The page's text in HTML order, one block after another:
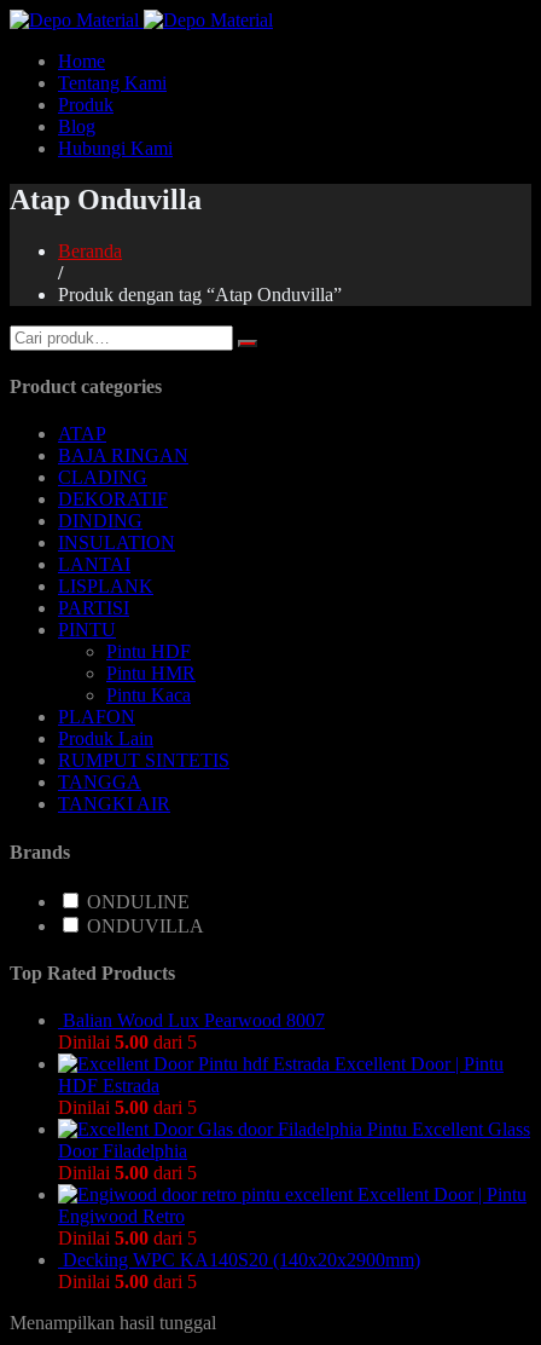
Home
Tentang Kami
Produk
Blog
Hubungi Kami
Atap Onduvilla
Beranda
/
Produk dengan tag “Atap Onduvilla”
Product categories
ATAP
BAJA RINGAN
CLADING
DEKORATIF
DINDING
INSULATION
LANTAI
LISPLANK
PARTISI
PINTU
Pintu HDF
Pintu HMR
Pintu Kaca
PLAFON
Produk Lain
RUMPUT SINTETIS
TANGGA
TANGKI AIR
Brands
ONDULINE
ONDUVILLA
Top Rated Products
Balian Wood Lux Pearwood 8007
Dinilai 5.00 dari 5
Excellent Door | Pintu
HDF Estrada
Dinilai 5.00 dari 5
Pintu Excellent Glass
Door Filadelphia
Dinilai 5.00 dari 5
Excellent Door | Pintu
Engiwood Retro
Dinilai 5.00 dari 5
Decking WPC KA140S20 (140x20x2900mm)
Dinilai 5.00 dari 5
Menampilkan hasil tunggal